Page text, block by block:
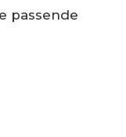
passende